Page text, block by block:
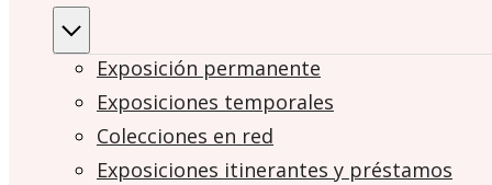
Exposición permanente
Exposiciones temporales
Colecciones en red
Exposiciones itinerantes y préstamos